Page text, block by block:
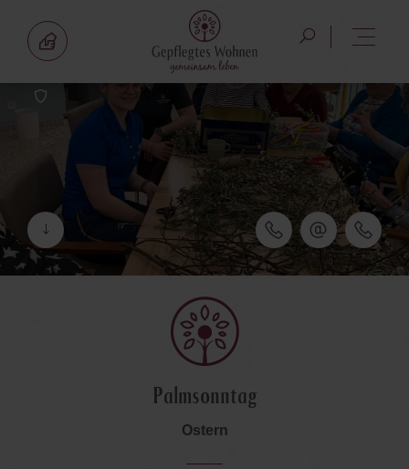
Palmsonntag
Ostern